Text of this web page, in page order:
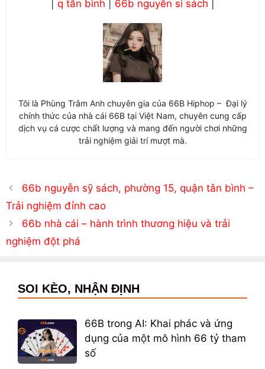
q tân bình 66b nguyễn si sách
Tôi là Phùng Trâm Anh chuyên gia của 66B Hiphop – Đại lý
chính thức của nhà cái 66B tại Việt Nam, chuyên cung cấp
dịch vụ cá cược chất lượng và mang đến người chơi những
trải nghiệm giải trí mượt mà.
66b nguyễn sỹ sách, phường 15, quận tân bình –
Trải nghiệm đỉnh cao
66b nhà cái – hành trình thương hiệu và trải
nghiệm đột phá
SOI KÈO, NHẬN ĐỊNH
66B trong AI: Khai phác và ứng
dụng của một mô hình 66 tỷ tham
số